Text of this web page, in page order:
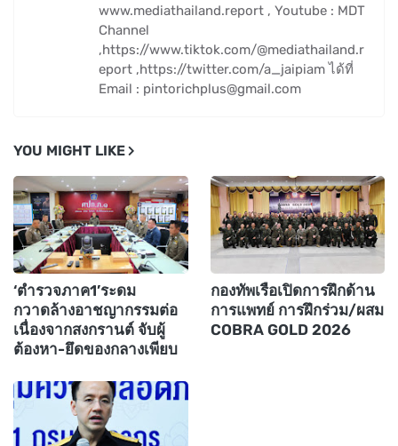
www.mediathailand.report , Youtube : MDT
Channel
,https://www.tiktok.com/@mediathailand.r
eport ,https://twitter.com/a_jaipiam ได้ที่
Email : pintorichplus@gmail.com
YOU MIGHT LIKE
‘ตำรวจภาค1’ระดม
กวาดล้างอาชญากรรมต่อ
เนื่องจากสงกรานต์ จับผู้
ต้องหา-ยึดของกลางเพียบ
กองทัพเรือเปิดการฝึกด้าน
การแพทย์ การฝึกร่วม/ผสม
COBRA GOLD 2026